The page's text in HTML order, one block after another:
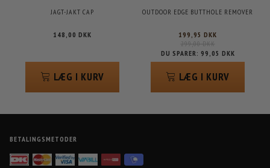
JAGT-JAKT CAP
148,00 DKK
LÆG I KURV
OUTDOOR EDGE BUTTHOLE REMOVER
199,95 DKK
299,00 DKK
DU SPARER: 99,05 DKK
LÆG I KURV
BETALINGSMETODER